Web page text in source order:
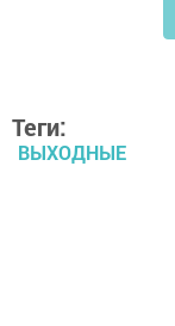
Теги:
ВЫХОДНЫЕ